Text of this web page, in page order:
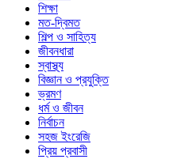
শিক্ষা
মত-দ্বিমত
শিল্প ও সাহিত্য
জীবনধারা
স্বাস্থ্য
বিজ্ঞান ও প্রযুক্তি
ভ্রমণ
ধর্ম ও জীবন
নির্বাচন
সহজ ইংরেজি
প্রিয় প্রবাসী